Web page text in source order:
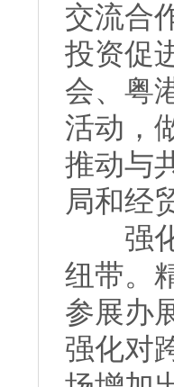
交流合
投资促
会、粤
活动，
推动与
局和经
强化
纽带。
参展办
强化对